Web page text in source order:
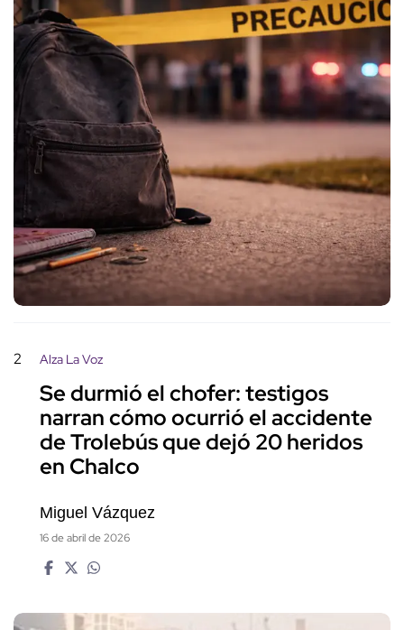
2 Alza La Voz
Se durmió el chofer: testigos
narran cómo ocurrió el accidente
de Trolebús que dejó 20 heridos
en Chalco
Miguel Vázquez
16 de abril de 2026